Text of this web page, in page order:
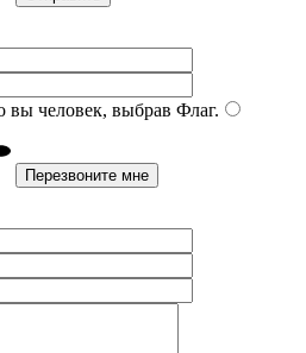
вы человек, выбрав Флаг.